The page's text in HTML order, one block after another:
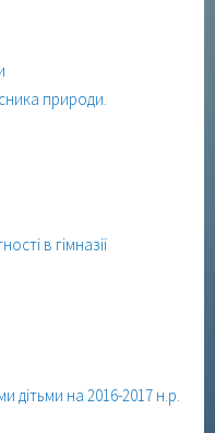
природи.
в гімназії
на 2016-2017 н.р.